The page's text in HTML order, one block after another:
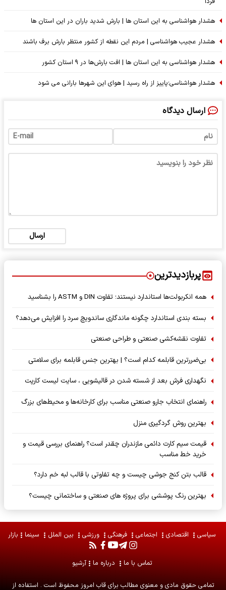
هشدار هواشناسی به این استان ها | بارش شدید باران در این استان ها
هشدار عجیب هواشناسی | مردم این نقطه از کشور منتظر بارش برف باشند
هشدار هواشناسی به این استان ها | افت بارش‌ها در ۹ استان کشور
هشدار هواشناسی؛پاییز از راه رسید | هوای این شهرها بارانی می شود
ارسال دیدگاه
ارسال
پربازدیدترین
همه انکربولت‌ها استاندارد نیستند؛ تفاوت DIN و ASTM را بشناسید
بسته‌ بندی استاندارد چگونه ماندگاری ساندویچ سرد را افزایش می‌دهد؟
تفاوت نقشه‌کشی صنعتی و طراحی صنعتی
بی‌ضررترین قابلمه کدام است؟ | بهترین جنس قابلمه برای سلامتی
نگهداری فرش بعد از شسته شدن در قالیشویی ، سایت لیست کارپت
راهنمای انتخاب جارو صنعتی مناسب برای کارخانه‌ها و محیط‌های بزرگ
بهترین روش گردگیری منزل
قیمت سیم کارت دائمی مازندران چقدر است؟ راهنمای بررسی قیمت و
خرید خط مناسب
قالب بتن کنج جوشی چیست و چه تفاوتی با قالب لبه خم دارد؟
بهترین رنگ پوششی برای پروژه های صنعتی و ساختمانی چیست؟
سیاسی اقتصادی اجتماعی فرهنگی ورزشی بین الملل سینما بازار
تماس با ما درباره ما آرشیو
تمامی حقوق مادی و معنوی مطالب برایقاب امروز محفوظ است . استفاده از